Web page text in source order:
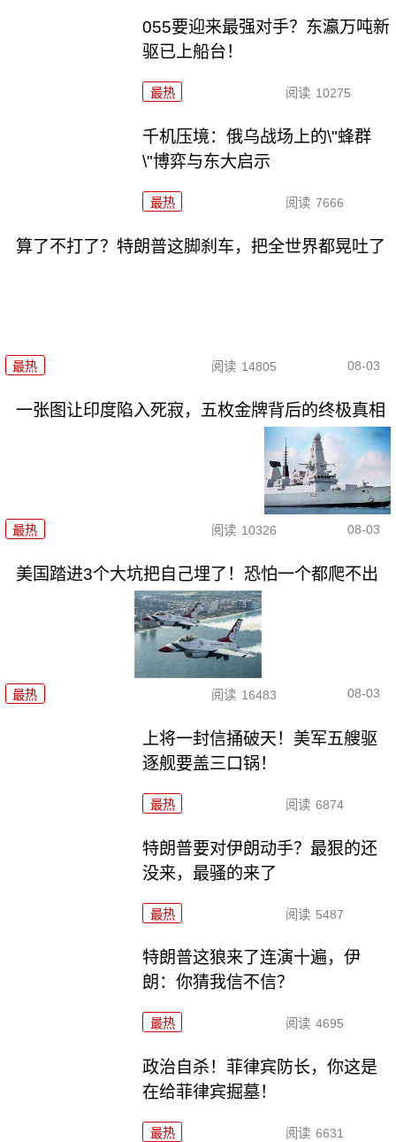
055要迎来最强对手？东瀛万吨新
驱已上船台！
最热 阅读 10275
千机压境：俄乌战场上的\"蜂群
\"博弈与东大启示
最热 阅读 7666
算了不打了？特朗普这脚刹车，把全世界都晃吐了
最热 阅读 14805 08-03
一张图让印度陷入死寂，五枚金牌背后的终极真相
最热 阅读 10326 08-03
美国踏进3个大坑把自己埋了！恐怕一个都爬不出
最热 阅读 16483 08-03
上将一封信捅破天！美军五艘驱
逐舰要盖三口锅！
最热 阅读 6874
特朗普要对伊朗动手？最狠的还
没来，最骚的来了
最热 阅读 5487
特朗普这狼来了连演十遍，伊
朗：你猜我信不信？
最热 阅读 4695
政治自杀！菲律宾防长，你这是
在给菲律宾掘墓！
最热 阅读 6631